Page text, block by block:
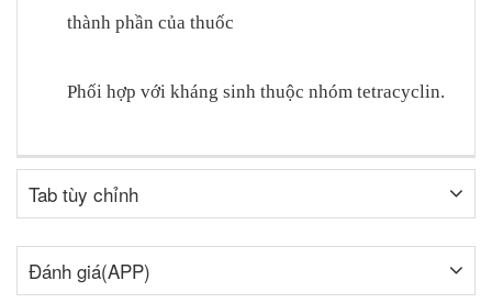
thành phần của thuốc
Phối hợp với kháng sinh thuộc nhóm tetracyclin.
Tab tùy chỉnh
Đánh giá(APP)